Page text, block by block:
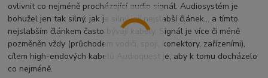
ovlivnit co nejméně procházející audio signál. Audiosystém je
bohužel jen tak silný, jak je silný její nejslabší článek… a tímto
nejslabším článkem často bývají kabely. Signál je více či méně
pozměněn vždy (průchodem vodiči, spoji, konektory, zařízeními),
cílem high-endových kabelů Audioquest je, aby k tomu docházelo
co nejméně.